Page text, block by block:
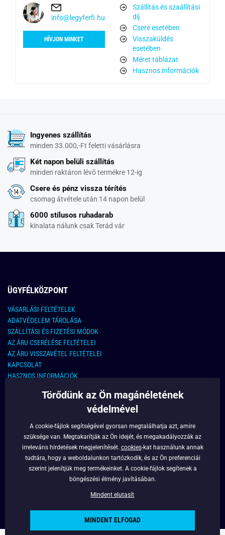
info@legyferfi.hu
HÍVJON MINKET
Szállítás és szaállítási
díj
Csere esetében
Visszaküldés
esetében
Méret táblázat
Hasznos információk
Ingyenes szállítás
minden 33.000,-Ft feletti vásárlásra
Két napon belüli szállítás
minden raktáron lévő termékre 12-ig
Csere és pénz vissza térítés
csomag átvétele után 14 napon belül
6000 stílusos ruhadarab
kínalata nálunk csak Terád vár
ÜGYFÉLKÖZPONT
VÁSARLÁSI FELTÉTELEK
ADATVÉDELEM TÁROLÁSA
SZÁLLÍTÁSI ÉS FIZETÉSI MÓDOK
AZ ÁRU CSERÉLÉSE FELTÉTELEI
AZ ÁRU VISSZAVÉTEL FELTÉTELEI
KAPCSOLAT
HASZNOS INFORMÁCIÓK
KAPCSOLAT
info@legyferfi.hu
FONTOS INFORMÁCIÓK
RÓLUNK
Törődünk az Ön magánéletének
védelmével
A cookie-fájlok segítségével gyorsan megtalálhatja azt, amire
szüksége van. Megtakarítják az Ön idejét, és megakadályozzák az
irreleváns hirdetések megjelenítését. cookies-kat használunk annak
tudtára, hogy a weboldalunkon tartózkodik, és az Ön preferenciái
szerint jelenítjük meg termékeinket. A cookie-fájlok segítenek a
böngészési élmény javításában.
Mindent elutasít
MINDENT ELFOGAD